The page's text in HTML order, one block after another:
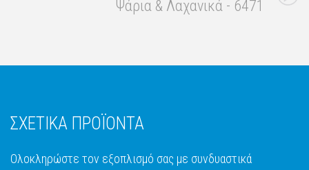
Ψάρια & Λαχανικά - 6471
ΣΧΕΤΙΚΑ ΠΡΟΪΟΝΤΑ
Ολοκληρώστε τον εξοπλισμό σας με συνδυαστικά